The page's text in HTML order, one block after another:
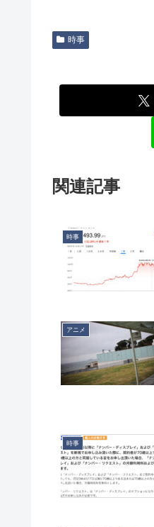
時事
関連記事
時事
アニメ
時事